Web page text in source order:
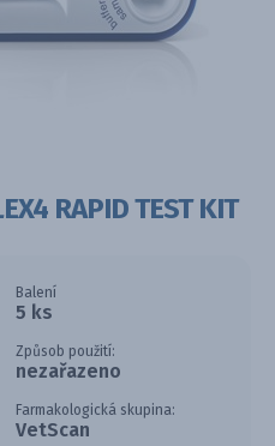
RAPID TEST KIT
Balení
5 ks
Způsob použití:
nezařazeno
Farmakologická skupina:
VetScan